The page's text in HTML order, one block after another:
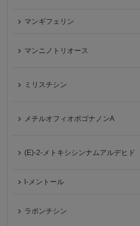
マンギフェリン
マンニノトリオース
ミリスチシン
メチルオフィオポゴナノンA
(E)-2-メトキシシンナムアルデヒド
l-メントール
ラポンチシン